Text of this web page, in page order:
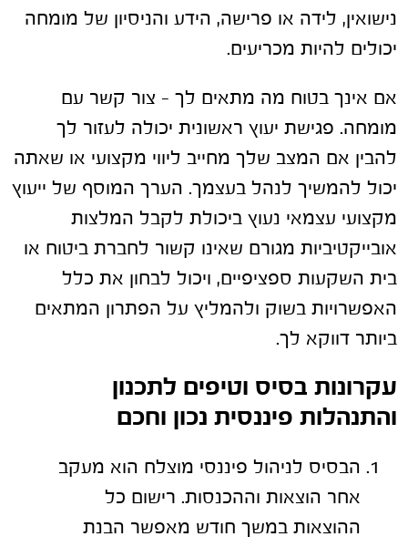
נישואין, לידה או פרישה, הידע והניסיון של מומחה
יכולים להיות מכריעים.
אם אינך בטוח מה מתאים לך – צור קשר עם
מומחה. פגישת יעוץ ראשונית יכולה לעזור לך
להבין אם המצב שלך מחייב ליווי מקצועי או שאתה
יכול להמשיך לנהל בעצמך. הערך המוסף של ייעוץ
מקצועי עצמאי נעוץ ביכולת לקבל המלצות
אובייקטיביות מגורם שאינו קשור לחברת ביטוח או
בית השקעות ספציפיים, ויכול לבחון את כלל
האפשרויות בשוק ולהמליץ על הפתרון המתאים
ביותר דווקא לך.
עקרונות בסיס וטיפים לתכנון
והתנהלות פיננסית נכון וחכם
הבסיס לניהול פיננסי מוצלח הוא מעקב
אחר הוצאות וההכנסות. רישום כל
ההוצאות במשך חודש מאפשר הבנת